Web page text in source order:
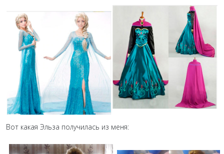
Вот какая Эльза получилась из меня: